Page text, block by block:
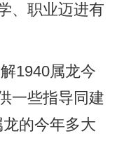
、职业迈进有
1940属龙今
一些指导同建
的今年多大